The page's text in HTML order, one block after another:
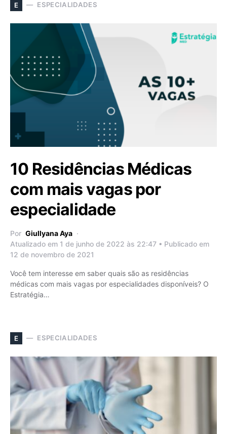
E ESPECIALIDADES
10 Residências Médicas
com mais vagas por
especialidade
Por Giullyana Aya
Atualizado em 1 de junho de 2022 às 22:47 • Publicado em
12 de novembro de 2021
Você tem interesse em saber quais são as residências
médicas com mais vagas por especialidades disponíveis? O
Estratégia…
E ESPECIALIDADES